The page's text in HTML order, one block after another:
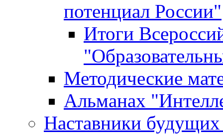
потенциал России"
Итоги
Методические
Альманах
Наставники